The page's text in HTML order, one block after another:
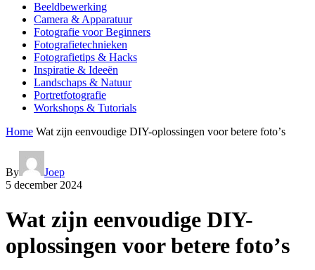
Beeldbewerking
Camera & Apparatuur
Fotografie voor Beginners
Fotografietechnieken
Fotografietips & Hacks
Inspiratie & Ideeën
Landschaps & Natuur
Portretfotografie
Workshops & Tutorials
Home Wat zijn eenvoudige DIY-oplossingen voor betere fotoʼs
By
Joep
5 december 2024
Wat zijn eenvoudige DIY-
oplossingen voor betere fotoʼs